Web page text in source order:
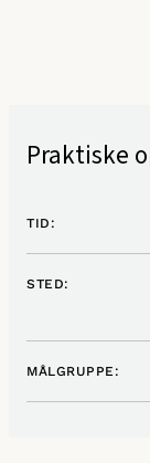
Praktiske
TID:
STED:
MÅLGRUPPE: